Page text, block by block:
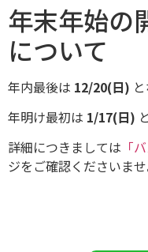
年末年始の
について
年内最後は 12/20(日)
年明け最初は 1/17(日)
詳細につきましては 「
ジをご確認くださいませ